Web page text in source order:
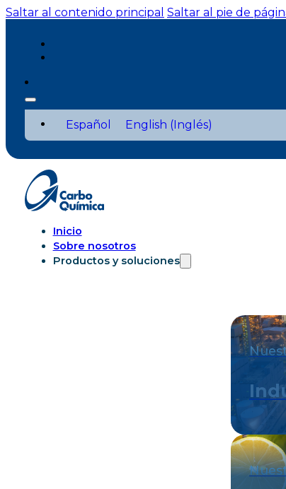
Saltar al contenido principal Saltar al pie de
Español English (Inglés)
Inicio
Sobre nosotros
Productos y soluciones